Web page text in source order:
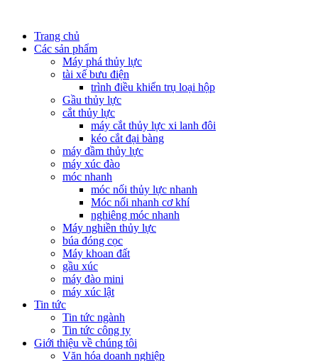
Trang chủ
Các sản phẩm
Máy phá thủy lực
tài xế bưu điện
trình điều khiển trụ loại hộp
Gầu thủy lực
cắt thủy lực
máy cắt thủy lực xi lanh đôi
kéo cắt đại bàng
máy đầm thủy lực
máy xúc đào
móc nhanh
móc nối thủy lực nhanh
Móc nối nhanh cơ khí
nghiêng móc nhanh
Máy nghiền thủy lực
búa đóng cọc
Máy khoan đất
gầu xúc
máy đào mini
máy xúc lật
Tin tức
Tin tức ngành
Tin tức công ty
Giới thiệu về chúng tôi
Văn hóa doanh nghiệp